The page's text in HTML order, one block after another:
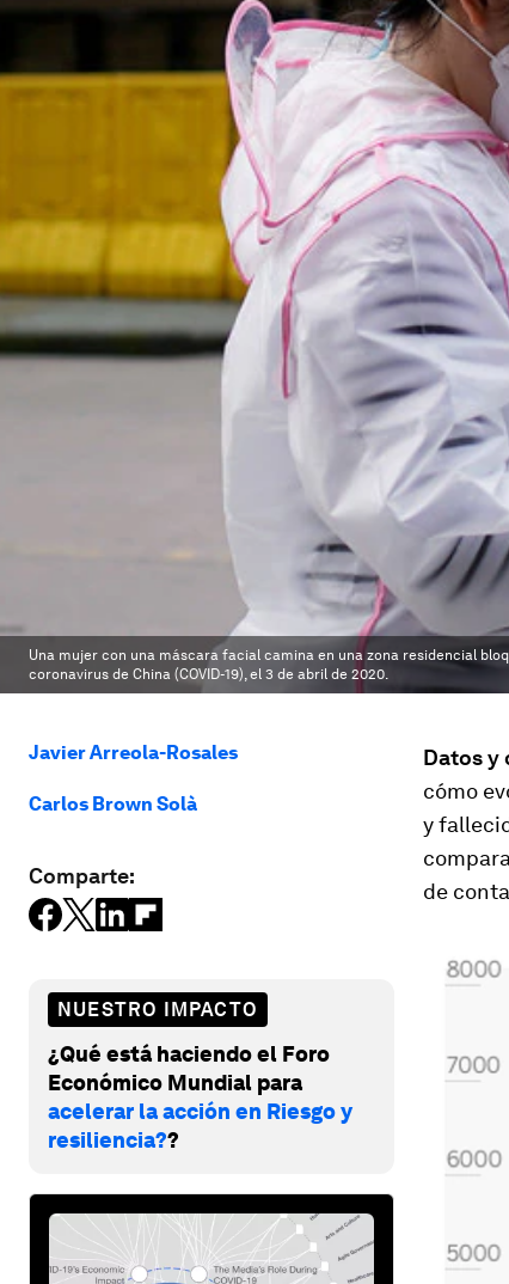
Una mujer con una máscara facial camina en una zona residencial
coronavirus de China (COVID-19), el 3 de abril de 2020.
Javier Arreola-Rosales
Carlos Brown Solà
Comparte:
NUESTRO IMPACTO
¿Qué está haciendo el Foro
Económico Mundial para
acelerar la acción en Riesgo y
resiliencia??
Datos y
cómo
y
de